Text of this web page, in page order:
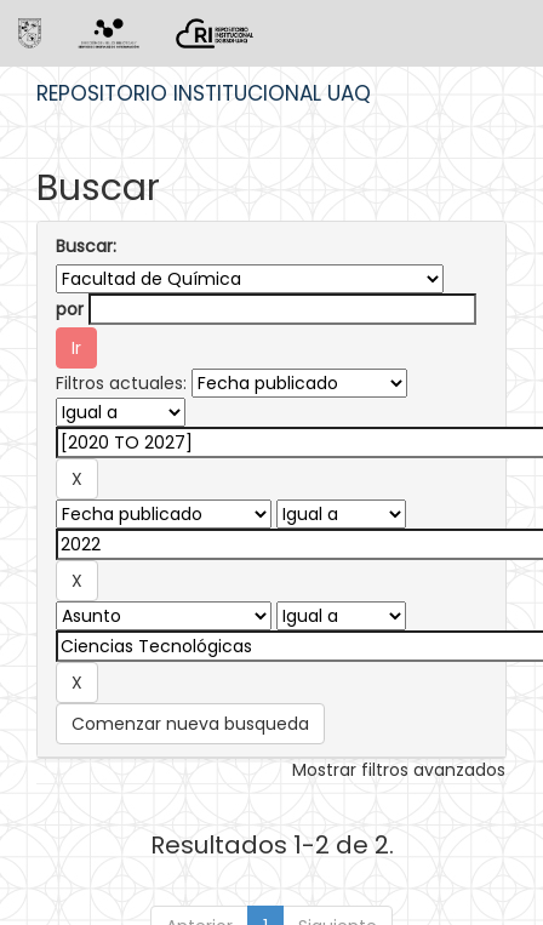
REPOSITORIO INSTITUCIONAL UAQ
Buscar
Buscar:
por
Filtros actuales:
Comenzar nueva busqueda
Mostrar filtros avanzados
Resultados 1-2 de 2.